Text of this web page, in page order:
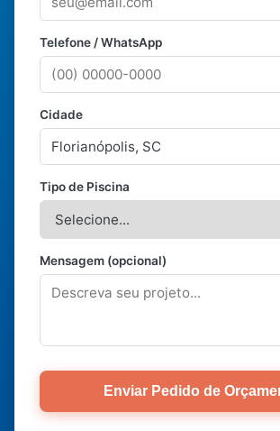
Telefone / WhatsApp
Cidade
Tipo de Piscina
Mensagem (opcional)
Enviar Pedido de